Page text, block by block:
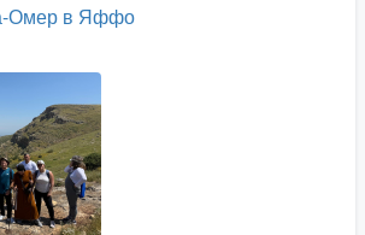
Омер в Яффо